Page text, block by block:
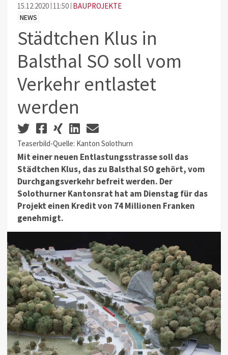
15.12.2020 11:50 BAUPROJEKTE
NEWS
Städtchen Klus in
Balsthal SO soll vom
Verkehr entlastet
werden
Teaserbild-Quelle: Kanton Solothurn
Mit einer neuen Entlastungsstrasse soll das
Städtchen Klus, das zu Balsthal SO gehört, vom
Durchgangsverkehr befreit werden. Der
Solothurner Kantonsrat hat am Dienstag für das
Projekt einen Kredit von 74 Millionen Franken
genehmigt.